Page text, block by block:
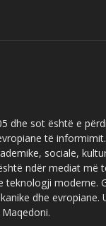
dhe sot është e
të
sociale,
ndër mediat më
moderne.
dhe evropiane.